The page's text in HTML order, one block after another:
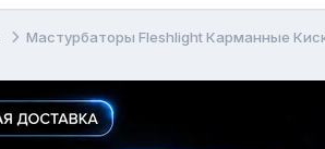
Мастурбаторы Fleshlight Карманные